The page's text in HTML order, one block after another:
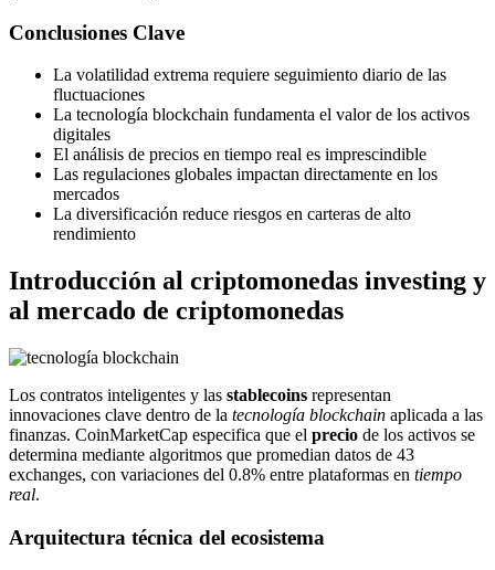
Conclusiones Clave
La volatilidad extrema requiere seguimiento diario de las
fluctuaciones
La tecnología blockchain fundamenta el valor de los activos
digitales
El análisis de precios en tiempo real es imprescindible
Las regulaciones globales impactan directamente en los
mercados
La diversificación reduce riesgos en carteras de alto
rendimiento
Introducción al criptomonedas investing y
al mercado de criptomonedas
Los contratos inteligentes y las stablecoins representan
innovaciones clave dentro de la tecnología blockchain aplicada a las
finanzas. CoinMarketCap especifica que el precio de los activos se
determina mediante algoritmos que promedian datos de 43
exchanges, con variaciones del 0.8% entre plataformas en tiempo
real.
Arquitectura técnica del ecosistema